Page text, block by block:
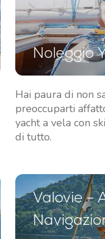
Noleggio
Hai paura di non
preoccuparti
yacht a vela con
di tutto.
Valovie -
Servizi
Equipaggio
Noleggio Yacht con
Skipper
Noleggio di Yacht di